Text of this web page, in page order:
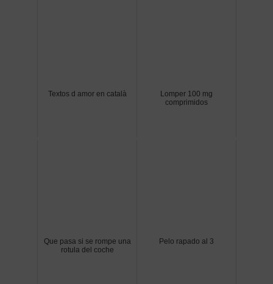
Textos d amor en català
Lomper 100 mg
comprimidos
Que pasa si se rompe una
rotula del coche
Pelo rapado al 3